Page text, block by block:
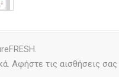
Αφήστε τις αισθήσεις